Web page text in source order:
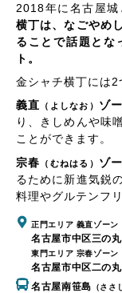
2018年に名古屋
横丁は、なごやめ
ることで話題とな
ト。
金シャチ横丁には2
義直
（よしなお） ゾ
り、きしめんや味
ことができます。
宗春
（むねはる） ゾ
るために新進気鋭
料理やグルテンフ
正門エリア 義直ゾーン
名古屋市中区三の
東門エリア 宗春ゾーン
名古屋市中区二の
名古屋南笹島 （ささ